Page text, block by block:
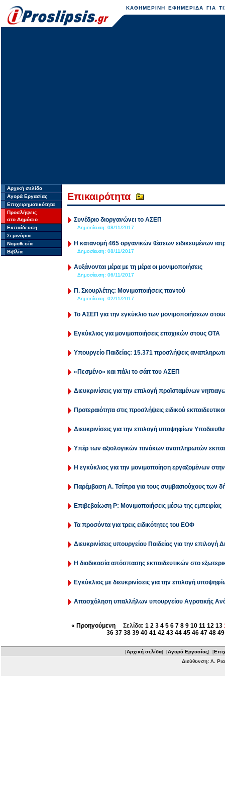
ΚΑΘΗΜΕΡΙΝΗ ΕΦΗΜΕΡΙΔΑ ΓΙΑ
Αρχική σελίδα
Αγορά Εργασίας
Επιχειρηματικότητα
Προσλήψεις
στο Δημόσιο
Εκπαίδευση
Σεμινάρια
Νομοθεσία
Βιβλία
Επικαιρότητα
Συνέδριο διοργανώνει το ΑΣΕΠ
Δημοσίευση: 08/11/2017
Η κατανομή 465 οργανικών θέσεων ειδικευμένων
Δημοσίευση: 08/11/2017
Αυξάνονται μέρα με τη μέρα οι μονιμοποιήσεις
Δημοσίευση: 06/11/2017
Π. Σκουρλέτης: Μονιμοποιήσεις παντού
Δημοσίευση: 02/11/2017
Το ΑΣΕΠ για την εγκύκλιο των μονιμοποιήσεων
Εγκύκλιος για μονιμοποιήσεις εποχικών στους ΟΤΑ
Υπουργείο Παιδείας: 15.371 προσλήψεις
«Πεσμένο» και πάλι το σάιτ του ΑΣΕΠ
Διευκρινίσεις για την επιλογή προϊσταμένων
Προτεραιότητα στις προσλήψεις ειδικού
Διευκρινίσεις για την επιλογή υποψηφίων
Υπέρ των αξιολογικών πινάκων αναπληρωτών
Η εγκύκλιος για την μονιμοποίηση εργαζομένων
Παρέμβαση Α. Τσίπρα για τους συμβασιούχους των
Επιβεβαίωση P: Μονιμοποιήσεις μέσω της εμπειρίας
Τα προσόντα για τρεις ειδικότητες του ΕΟΦ
Διευκρινίσεις υπουργείου Παιδείας για την επιλογή
Η διαδικασία απόσπασης εκπαιδευτικών στο
Εγκύκλιος με διευκρινίσεις για την επιλογή
Απασχόληση υπαλλήλων υπουργείου Αγροτικής
« ΠροηγούμενηΣελίδα: 1 2 3 4 5 6 7 8 9 10 11 12 13
36 37 38 39 40 41 42 43 44 45 46 47 48 49
[Αρχική σελίδα] [Αγορά Εργασίας] [
Διεύθυνση: Λ.